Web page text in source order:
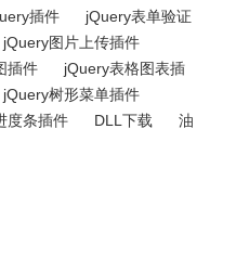
插件
jQuery表单验证
jQuery图片上传插件
插件
jQuery表格图表插
jQuery树形菜单插件
度条插件 DLL下载
油